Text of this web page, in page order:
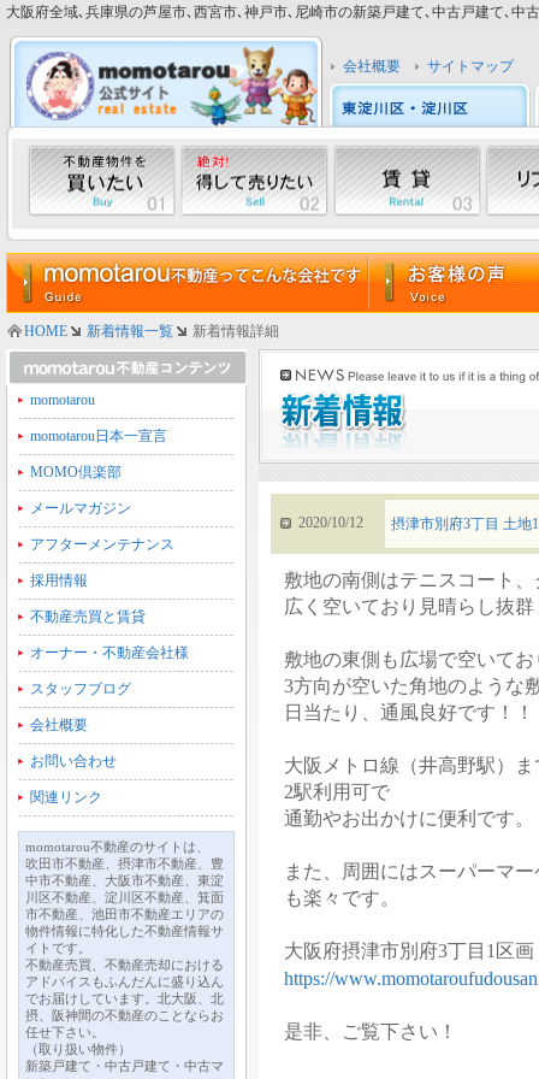
大阪府全域､兵庫県の芦屋市､西宮市､神戸市､尼崎市の新築戸建て､中古戸建て､中
会社概要 サイトマップ
HOME 新着情報一覧 新着情報詳細
momotarou
momotarou日本一宣言
MOMO倶楽部
メールマガジン
アフターメンテナンス
採用情報
不動産売買と賃貸
オーナー・不動産会社様
スタッフブログ
会社概要
お問い合わせ
関連リンク
momotarou不動産のサイトは、
吹田市不動産、摂津市不動産、豊
中市不動産、大阪市不動産、東淀
川区不動産、淀川区不動産、箕面
市不動産、池田市不動産エリアの
物件情報に特化した不動産情報サ
イトです。
不動産売買、不動産売却における
アドバイスもふんだんに盛り込ん
でお届けしています。北大阪、北
摂、阪神間の不動産のことならお
任せ下さい。
（取り扱い物件）
新築戸建て・中古戸建て・中古マ
2020/10/12 摂津市別府3丁目 土
敷地の南側はテニスコート
広く空いており見晴らし抜群
敷地の東側も広場で空いて
3方向が空いた角地のような
日当たり、通風良好です！！
大阪メトロ線（井高野駅）
2駅利用可で
通勤やお出かけに便利です。
また、周囲にはスーパーマ
も楽々です。
大阪府摂津市別府3丁目1区
https://
是非、ご覧下さい！